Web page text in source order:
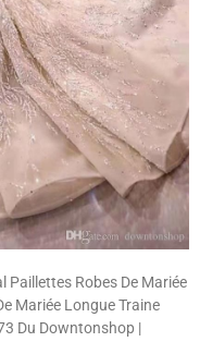
Paillettes Robes De Mariée
Mariée Longue Traine
Du Downtonshop |